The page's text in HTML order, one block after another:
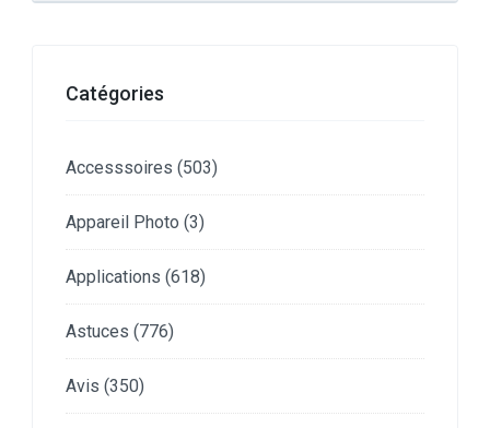
Catégories
Accesssoires (503)
Appareil Photo (3)
Applications (618)
Astuces (776)
Avis (350)